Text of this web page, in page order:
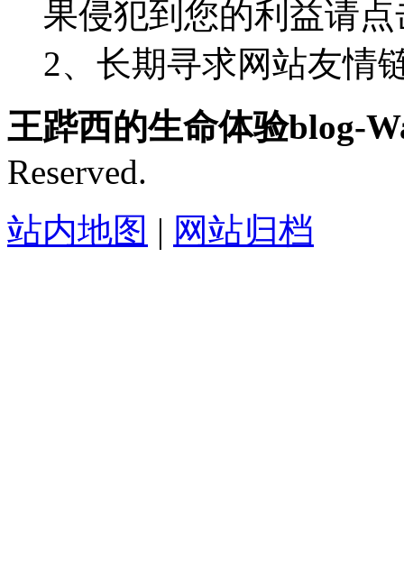
果侵犯到您的利益请
2、长期寻求网站友情
王跸西的生命体验blog-
Reserved.
站内地图 | 网站归档